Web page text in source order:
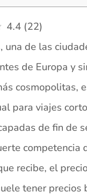
4.4 (22)
una de las
de Europa y
cosmopolitas,
para viajes
de fin de
competencia
recibe, el
tener precios